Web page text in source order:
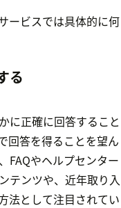
ービスでは具体的に何
る
に正確に回答すること
回答を得ることを望ん
FAQやヘルプセンター
テンツや、近年取り入
法として注目されてい